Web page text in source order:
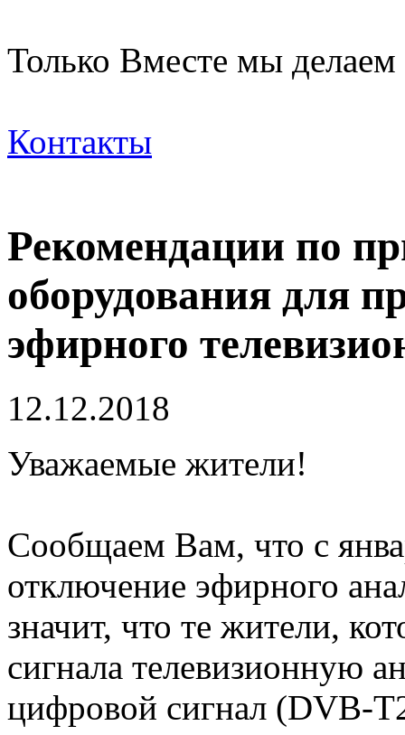
Только Вместе мы
Контакты
Рекомендации по
оборудования для
эфирного
12.12.2018
Уважаемые жители!
Сообщаем Вам, что с
отключение эфирного
значит, что те жители,
сигнала телевизионную
цифровой сигнал (DVB-